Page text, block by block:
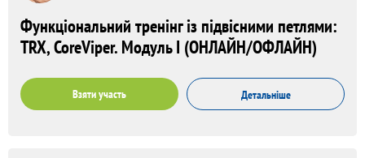
Функціональний тренінг із підвісними петлями:
TRX, CoreViper. Модуль І (ОНЛАЙН/ОФЛАЙН)
Взяти участь Детальніше